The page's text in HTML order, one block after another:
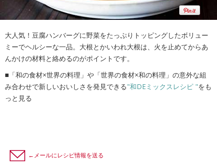
大人気！豆腐ハンバーグに野菜をたっぷりトッピングしたボリュー
ミーでヘルシーな一品。大根とかいわれ大根は、火を止めてからあ
んかけの材料と絡めるのがポイントです。
■「和の食材×世界の料理」や「世界の食材×和の料理」の意外な組
み合わせで新しいおいしさを発見できる"和DEミックスレシピ "をも
っと見る
←メールにレシピ情報を送る